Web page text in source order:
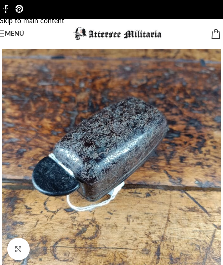
Skip to navigation
Skip to main content
MENÜ
Klick zum Vergrößern